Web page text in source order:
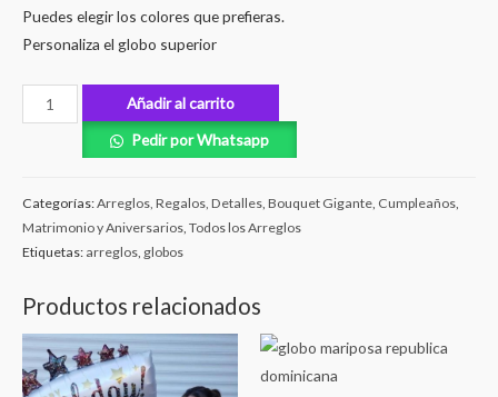
Puedes elegir los colores que prefieras.
Personaliza el globo superior
Añadir al carrito
Pedir por Whatsapp
Categorías:Arreglos, Regalos, Detalles, Bouquet Gigante, Cumpleaños,
Matrimonio y Aniversarios, Todos los Arreglos
Etiquetas: arreglos, globos
Productos relacionados